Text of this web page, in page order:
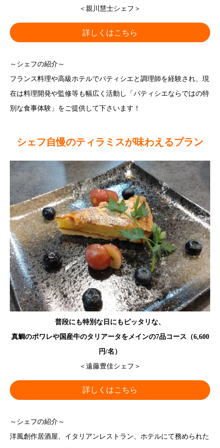
＜親川慧士シェフ＞
詳しくはこちら
～シェフの紹介～
フランス料理や高級ホテルでパティシエと調理師を経験され、現
在は料理開発や監修等も幅広く活動し「パティシエならではの特
別な食事体験」をご提供して下さいます！
シェフ自慢のティラミスが味わえるプラン
普段にも特別な日にもピッタリな、
真鯛のポワレや国産牛のタリアータをメインの7品コース（6,600
円/名）
＜遠藤豊佳シェフ＞
詳しくはこちら
～シェフの紹介～
洋風創作居酒屋、イタリアンレストラン、ホテルにて務められた